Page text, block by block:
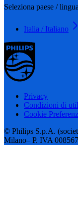
Seleziona paese / lingua
Italia / Italiano
Privacy
Condizioni di
Cookie
© Philips S.p.A.
Milano– P. IVA